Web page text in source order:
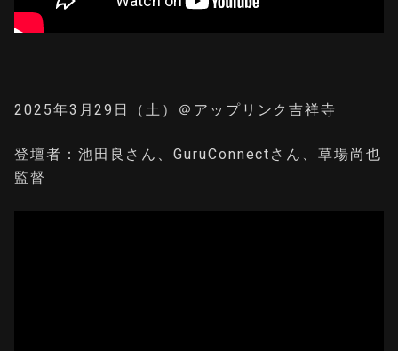
2025年3月29日（土）＠アップリンク吉祥寺
登壇者：池田良さん、GuruConnectさん、草場尚也
監督